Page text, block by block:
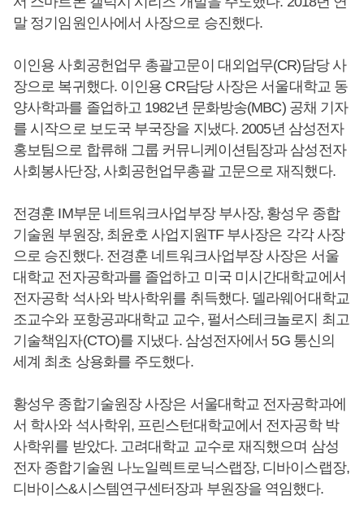
말 정기임원인사에서 사장으로 승진했다.
이인용 사회공헌업무 총괄고문이 대외업무(CR)담당 사
장으로 복귀했다. 이인용 CR담당 사장은 서울대학교 동
양사학과를 졸업하고 1982년 문화방송(MBC) 공채 기자
를 시작으로 보도국 부국장을 지냈다. 2005년 삼성전자
홍보팀으로 합류해 그룹 커뮤니케이션팀장과 삼성전자
사회봉사단장, 사회공헌업무총괄 고문으로 재직했다.
전경훈 IM부문 네트워크사업부장 부사장, 황성우 종합
기술원 부원장, 최윤호 사업지원TF 부사장은 각각 사장
으로 승진했다. 전경훈 네트워크사업부장 사장은 서울
대학교 전자공학과를 졸업하고 미국 미시간대학교에서
전자공학 석사와 박사학위를 취득했다. 델라웨어대학교
조교수와 포항공과대학교 교수, 펄서스테크놀로지 최고
기술책임자(CTO)를 지냈다. 삼성전자에서 5G 통신의
세계 최초 상용화를 주도했다.
황성우 종합기술원장 사장은 서울대학교 전자공학과에
서 학사와 석사학위, 프린스턴대학교에서 전자공학 박
사학위를 받았다. 고려대학교 교수로 재직했으며 삼성
전자 종합기술원 나노일렉트로닉스랩장, 디바이스랩장,
디바이스&시스템연구센터장과 부원장을 역임했다.